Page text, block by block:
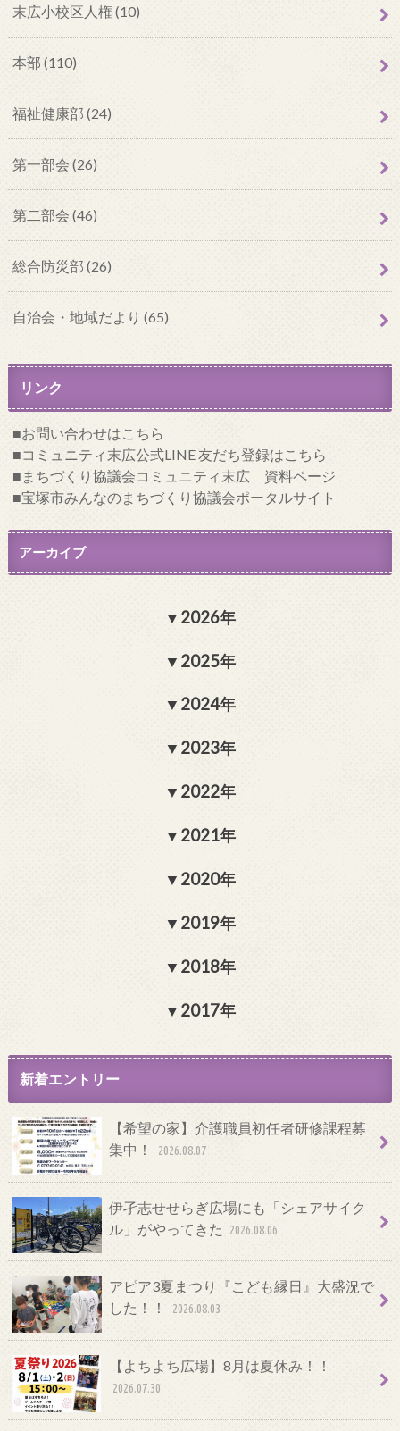
末広小校区人権 (10)
本部 (110)
福祉健康部 (24)
第一部会 (26)
第二部会 (46)
総合防災部 (26)
自治会・地域だより (65)
リンク
お問い合わせはこちら
コミュニティ末広公式LINE 友だち登録はこちら
まちづくり協議会コミュニティ末広 資料ページ
宝塚市みんなのまちづくり協議会ポータルサイト
アーカイブ
2026年
2025年
2024年
2023年
2022年
2021年
2020年
2019年
2018年
2017年
新着エントリー
【希望の家】介護職員初任者研修課程募
集中！
2026.08.07
伊孑志せせらぎ広場にも「シェアサイク
ル」がやってきた
2026.08.06
アピア3夏まつり『こども縁日』大盛況で
した！！
2026.08.03
【よちよち広場】8月は夏休み！！
2026.07.30